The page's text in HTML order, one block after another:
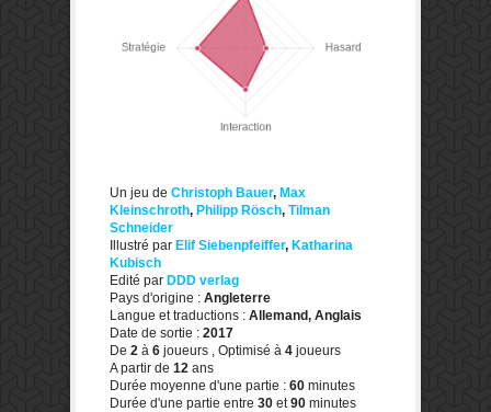
Un jeu de Christoph Bauer, Max
Kleinschroth, Philipp Rösch, Tilman
Schneider
Illustré par Elif Siebenpfeiffer, Katharina
Kubisch
Edité par DDD verlag
Pays d'origine : Angleterre
Langue et traductions : Allemand, Anglais
Date de sortie : 2017
De 2 à 6 joueurs , Optimisé à 4 joueurs
A partir de 12 ans
Durée moyenne d'une partie : 60 minutes
Durée d'une partie entre 30 et90 minutes